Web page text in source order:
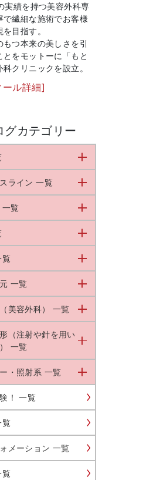
実績を持つ美容外科専
で繊細な施術でお客様
目指す。
もつ本来の美しさを引
とをモットーに「もと
クリニックを設立。
ル詳細]
グカテゴリー
ライン 一覧
覧
覧
一覧
美容外科） 一覧
（注射や針を用い
一覧
・照射系 一覧
！ 一覧
覧
メーション 一覧
覧